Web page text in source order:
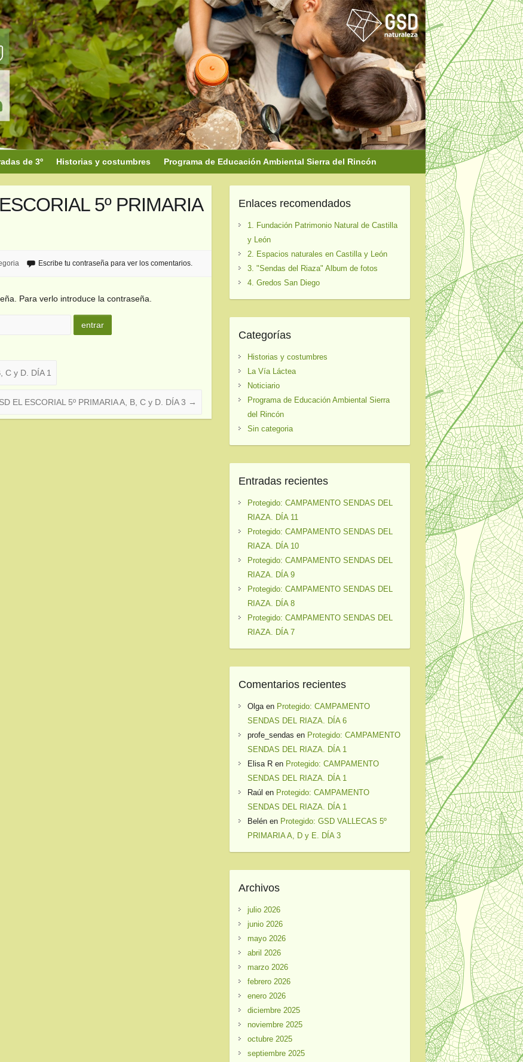
de 3º Historias y costumbres Programa de Educación Ambiental Sierra del Rincón
5º PRIMARIA
Escribe tu contraseña para ver los comentarios.
Para verlo introduce la contraseña.
C y D. DÍA 1
EL ESCORIAL 5º PRIMARIA A, B, C y D. DÍA 3 →
Enlaces recomendados
1. Fundación Patrimonio Natural de Castilla
y León
2. Espacios naturales en Castilla y León
3. "Sendas del Riaza" Album de fotos
4. Gredos San Diego
Categorías
Historias y costumbres
La Vía Láctea
Noticiario
Programa de Educación Ambiental Sierra
del Rincón
Sin categoria
Entradas recientes
Protegido: CAMPAMENTO SENDAS DEL
RIAZA. DÍA 11
Protegido: CAMPAMENTO SENDAS DEL
RIAZA. DÍA 10
Protegido: CAMPAMENTO SENDAS DEL
RIAZA. DÍA 9
Protegido: CAMPAMENTO SENDAS DEL
RIAZA. DÍA 8
Protegido: CAMPAMENTO SENDAS DEL
RIAZA. DÍA 7
Comentarios recientes
Olgaen Protegido: CAMPAMENTO
SENDAS DEL RIAZA. DÍA 6
profe_sendas en Protegido: CAMPAMENTO
SENDAS DEL RIAZA. DÍA 1
Elisa Ren Protegido: CAMPAMENTO
SENDAS DEL RIAZA. DÍA 1
Raúl en Protegido: CAMPAMENTO
SENDAS DEL RIAZA. DÍA 1
Belénen Protegido: GSD VALLECAS 5º
PRIMARIA A, D y E. DÍA 3
Archivos
julio 2026
junio 2026
mayo 2026
abril 2026
marzo 2026
febrero 2026
enero 2026
diciembre 2025
noviembre 2025
octubre 2025
septiembre 2025